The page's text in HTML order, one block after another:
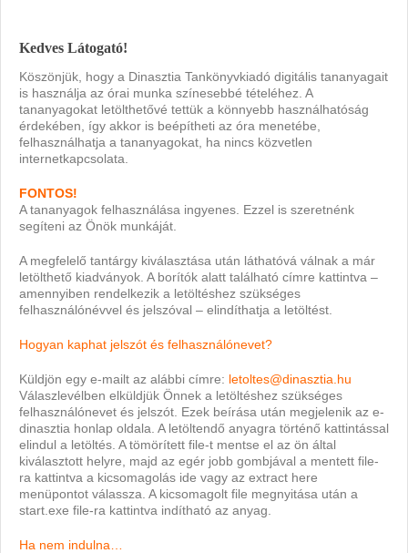
Kedves Látogató!
Köszönjük, hogy a Dinasztia Tankönyvkiadó digitális tananyagait
is használja az órai munka színesebbé tételéhez. A
tananyagokat letölthetővé tettük a könnyebb használhatóság
érdekében, így akkor is beépítheti az óra menetébe,
felhasználhatja a tananyagokat, ha nincs közvetlen
internetkapcsolata.
FONTOS!
A tananyagok felhasználása ingyenes. Ezzel is szeretnénk
segíteni az Önök munkáját.
A megfelelő tantárgy kiválasztása után láthatóvá válnak a már
letölthető kiadványok. A borítók alatt található címre kattintva –
amennyiben rendelkezik a letöltéshez szükséges
felhasználónévvel és jelszóval – elindíthatja a letöltést.
Hogyan kaphat jelszót és felhasználónevet?
Küldjön egy e-mailt az alábbi címre: letoltes@dinasztia.hu
Válaszlevélben elküldjük Önnek a letöltéshez szükséges
felhasználónevet és jelszót. Ezek beírása után megjelenik az e-
dinasztia honlap oldala. A letöltendő anyagra történő kattintással
elindul a letöltés. A tömörített file-t mentse el az ön által
kiválasztott helyre, majd az egér jobb gombjával a mentett file-
ra kattintva a kicsomagolás ide vagy az extract here
menüpontot válassza. A kicsomagolt file megnyitása után a
start.exe file-ra kattintva indítható az anyag.
Ha nem indulna…